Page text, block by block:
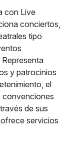
con Live
conciertos,
tipo
y patrocinios
el
convenciones
de sus
servicios